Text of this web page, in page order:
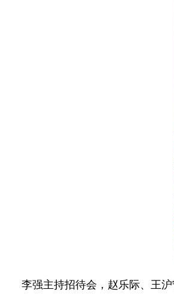
李强主持招待会，赵乐际、王